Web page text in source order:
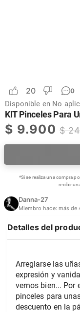
20 0
Disponible en No
KIT Pinceles Para
$ 9.900 $
*Si se realiza una compra
recibir
Danna-27
Miembro hace: más de
Detalles del
Arreglarse las
expresión y
vernos bien... Por
pinceles para
descuento en la